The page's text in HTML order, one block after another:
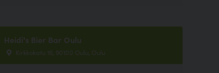
Heidi's Bier Bar Oulu
Kirkkokatu 16, 90100 Oulu, Oulu